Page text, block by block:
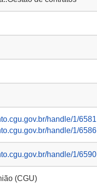
handle/1/6581
handle/1/6586
handle/1/6590
(CGU)